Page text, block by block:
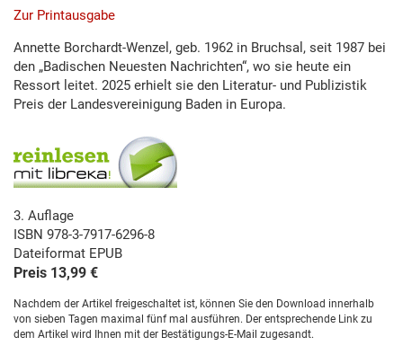
Zur Printausgabe
Annette Borchardt-Wenzel, geb. 1962 in Bruchsal, seit 1987 bei
den „Badischen Neuesten Nachrichten“, wo sie heute ein
Ressort leitet. 2025 erhielt sie den Literatur- und Publizistik
Preis der Landesvereinigung Baden in Europa.
3. Auflage
ISBN 978-3-7917-6296-8
Dateiformat EPUB
Preis 13,99 €
Nachdem der Artikel freigeschaltet ist, können Sie den Download innerhalb
von sieben Tagen maximal fünf mal ausführen. Der entsprechende Link zu
dem Artikel wird Ihnen mit der Bestätigungs-E-Mail zugesandt.